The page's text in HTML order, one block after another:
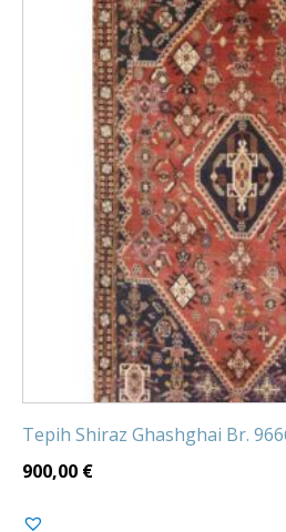
Tepih Shiraz Ghashghai Br.
900,00 €